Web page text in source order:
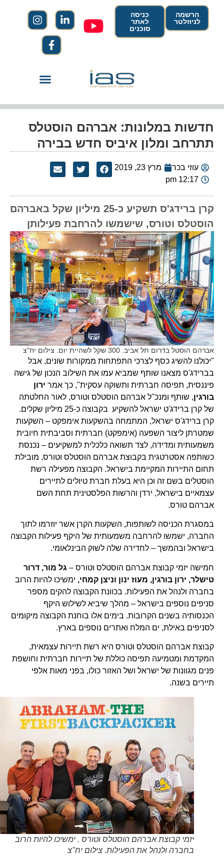
הרשמה
לניוזלטר
כניסה
לאתר
סוכנים
חדשות במלונות: אברהם הוסטלס
תתרחב ומלון איביס חדש בבירה
עוזי בכר
מרץ 23, 2019
12:17 pm
קרן ברידג'ס תשקיע כ-25 מיליון שקל באברהם
הוסטלס וטורס, שישמשו להרחבת פעילותן
אברהם הוסטל בדרום תל אביב. 300 שקל לשהיית יום. צילום יח"צ
"יכולנו להשיג כסף לצרכי התפתחות ממקורות שונים, אבל
בברידג'ס מצאנו שותף שמביא עמו את השילוב הנכון של גישה
פיננסית, תפיסה חברתית ותשוקה עסקית", כך אמרירון
בורגין, שותף ומנכ"ל אברהם הוסטלס וטורס, לאור החלטתה
של קרן ברידג'ט ישראל להשקיע בקבוצה כ-25 מיליון שקלים.
קרן ברידג'ס ישראל, המתמחה בהשקעות אימפקט – השקעות
שמטרתן ליצור השפעה (אימפקט) חברתית וסביבתית חיובית
משמעותית ומדידה, לצד תשואה כלכלית למשקיעים – נכנסת
כשותפה אסטרטגית בקבוצת אברהם הוסטלס וטורס, מובילת
תחום התיירות המקיימת בישראל. הקבוצה מפעילה רשת
הוסטלים בשם זה וכן היא בעלת חברת טיולים לתיירים
עצמאיים בישראל, ירדן והרשות הפלסטינית תחת השם
אברהם טורס.
במסגרת הכניסה לשותפות, השקעות הקרן אשר יוזרמו לתוך
החברה, ישמשו להרחבה משמעותית של היקף פעילות הקבוצה
בישראל ובהמשך – לחדירה שלה לשוק הבינלאומי.
חמישה יזמי קבוצת אברהם הוסטלס וטורס –גל מור, דרור
טישלר, ירון בורגין, מעוז ינון וניצן קמחי,ימשיכו להיות הרוב
בחברה ולנהל את הפעילות. בכוונת הקבוצה להקים מספר
סניפים נוספים בישראל – מהלך שיביא לשילוש היקף
הכנסותיה בשנים הקרובות. בימים אלו בוחנת הקבוצה מיקומים
לסניפים באילת, ים המלח ואתרים נוספים בארץ.
קבוצת אברהם הוסטלס וטורס היא רשת תיירות עצמאית,
המקדמת ומטמיעה תפיסה כוללת של תיירות חברתית וחושפת
פנים מגוונות של ישראל ושל האזור כולו, בפני מאות אלפי
תיירים בשנה.
יזמי קבוצת אברהם הוסטלס וטורס . ימשיכו להיות הרוב
בחברה ולנהל את הפעילות. צילום יח"צ